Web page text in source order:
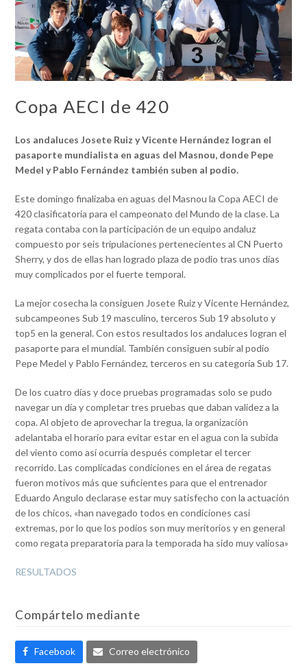
Copa AECI de 420
Los andaluces Josete Ruiz y Vicente Hernández logran el
pasaporte mundialista en aguas del Masnou, donde Pepe
Medel y Pablo Fernández también suben al podio.
Este domingo finalizaba en aguas del Masnou la Copa AECI de
420 clasificatoria para el campeonato del Mundo de la clase. La
regata contaba con la participación de un equipo andaluz
compuesto por seis tripulaciones pertenecientes al CN Puerto
Sherry, y dos de ellas han logrado plaza de podio tras unos días
muy complicados por el fuerte temporal.
La mejor cosecha la consiguen Josete Ruiz y Vicente Hernández,
subcampeones Sub 19 masculino, terceros Sub 19 absoluto y
top5 en la general. Con estos resultados los andaluces logran el
pasaporte para el mundial. También consiguen subir al podio
Pepe Medel y Pablo Fernández, terceros en su categoría Sub 17.
De los cuatro días y doce pruebas programadas solo se pudo
navegar un día y completar tres pruebas que daban validez a la
copa. Al objeto de aprovechar la tregua, la organización
adelantaba el horario para evitar estar en el agua con la subida
del viento como así ocurría después completar el tercer
recorrido. Las complicadas condiciones en el área de regatas
fueron motivos más que suficientes para que el entrenador
Eduardo Angulo declarase estar muy satisfecho con la actuación
de los chicos, «han navegado todos en condiciones casi
extremas, por lo que los podios son muy meritorios y en general
como regata preparatoria para la temporada ha sido muy valiosa»
RESULTADOS
Compártelo mediante
Facebook Correo electrónico